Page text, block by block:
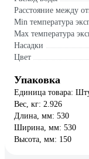
Расстояние между
Min температура
Мах температура
Насадки
Цвет
Упаковка
Единица товара:
Вес, кг: 2.926
Длина, мм: 530
Ширина, мм: 530
Высота, мм: 150